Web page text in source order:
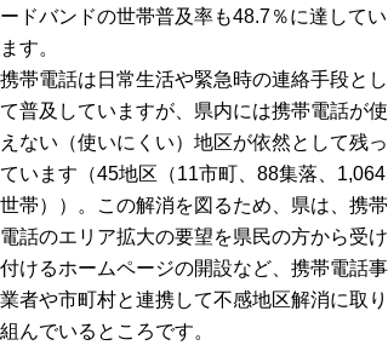
ードバンドの世帯普及率も48.7％に達してい
ます。
携帯電話は日常生活や緊急時の連絡手段とし
て普及していますが、県内には携帯電話が使
えない（使いにくい）地区が依然として残っ
ています（45地区（11市町、88集落、1,064
世帯））。この解消を図るため、県は、携帯
電話のエリア拡大の要望を県民の方から受け
付けるホームページの開設など、携帯電話事
業者や市町村と連携して不感地区解消に取り
組んでいるところです。